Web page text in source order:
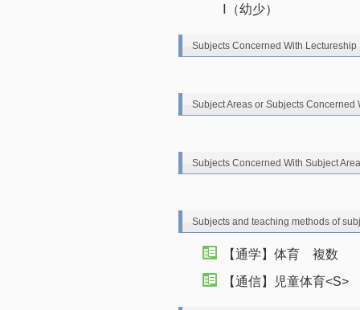
Ⅰ（幼少）
Subjects Concerned With Lectureship
Subject Areas or Subjects Concerned
Subjects Concerned With Subject
Subjects and teaching methods of
【通学】体育 複数
【通信】児童体育